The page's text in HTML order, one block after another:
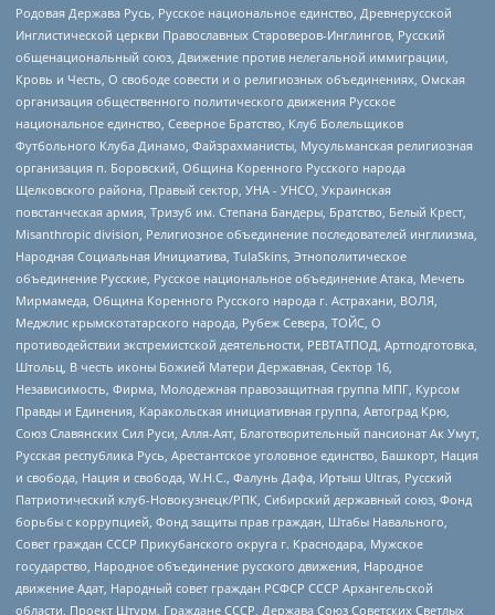
Родовая Держава Русь, Русское национальное единство, Древнерусской
Инглистической церкви Православных Староверов-Инглингов, Русский
общенациональный союз, Движение против нелегальной иммиграции,
Кровь и Честь, О свободе совести и о религиозных объединениях, Омская
организация общественного политического движения Русское
национальное единство, Северное Братство, Клуб Болельщиков
Футбольного Клуба Динамо, Файзрахманисты, Мусульманская религиозная
организация п. Боровский, Община Коренного Русского народа
Щелковского района, Правый сектор, УНА - УНСО, Украинская
повстанческая армия, Тризуб им. Степана Бандеры, Братство, Белый Крест,
Misanthropic division, Религиозное объединение последователей инглиизма,
Народная Социальная Инициатива, TulaSkins, Этнополитическое
объединение Русские, Русское национальное объединение Атака, Мечеть
Мирмамеда, Община Коренного Русского народа г. Астрахани, ВОЛЯ,
Меджлис крымскотатарского народа, Рубеж Севера, ТОЙС, О
противодействии экстремистской деятельности, РЕВТАТПОД, Артподготовка,
Штольц, В честь иконы Божией Матери Державная, Сектор 16,
Независимость, Фирма, Молодежная правозащитная группа МПГ, Курсом
Правды и Единения, Каракольская инициативная группа, Автоград Крю,
Союз Славянских Сил Руси, Алля-Аят, Благотворительный пансионат Ак Умут,
Русская республика Русь, Арестантское уголовное единство, Башкорт, Нация
и свобода, Нация и свобода, W.H.С., Фалунь Дафа, Иртыш Ultras, Русский
Патриотический клуб-Новокузнецк/РПК, Сибирский державный союз, Фонд
борьбы с коррупцией, Фонд защиты прав граждан, Штабы Навального,
Совет граждан СССР Прикубанского округа г. Краснодара, Мужское
государство, Народное объединение русского движения, Народное
движение Адат, Народный совет граждан РСФСР СССР Архангельской
области, Проект Штурм, Граждане СССР, Держава Союз Советских Светлых